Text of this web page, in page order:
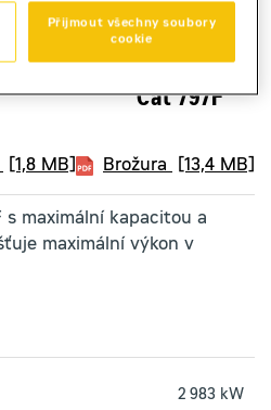
Cat 797F
[1,8 MB] Brožura [13,4 MB]
s maximální kapacitou a
maximální výkon v
2 983 kW
Přijmout všechny soubory
cookie